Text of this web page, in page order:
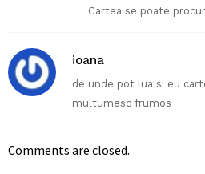
Cartea se poate
ioana
de unde pot lua si eu
multumesc frumos
Comments are closed.